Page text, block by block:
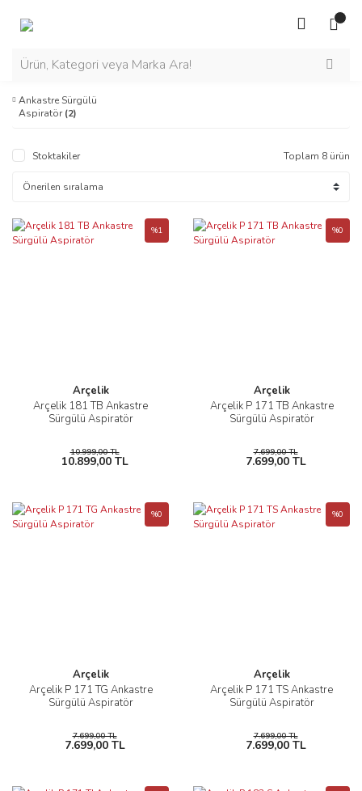
Ankastre Sürgülü
Aspiratör(2)
Stoktakiler Toplam 8 ürün
Arçelik
Arçelik 181 TB Ankastre
Sürgülü Aspiratör
%1
10.999,00 TL
10.899,00 TL
Arçelik
Arçelik P 171 TB Ankastre
Sürgülü Aspiratör
%0
7.699,00 TL
7.699,00 TL
Arçelik
Arçelik P 171 TG Ankastre
Sürgülü Aspiratör
%0
7.699,00 TL
7.699,00 TL
Arçelik
Arçelik P 171 TS Ankastre
Sürgülü Aspiratör
%0
7.699,00 TL
7.699,00 TL